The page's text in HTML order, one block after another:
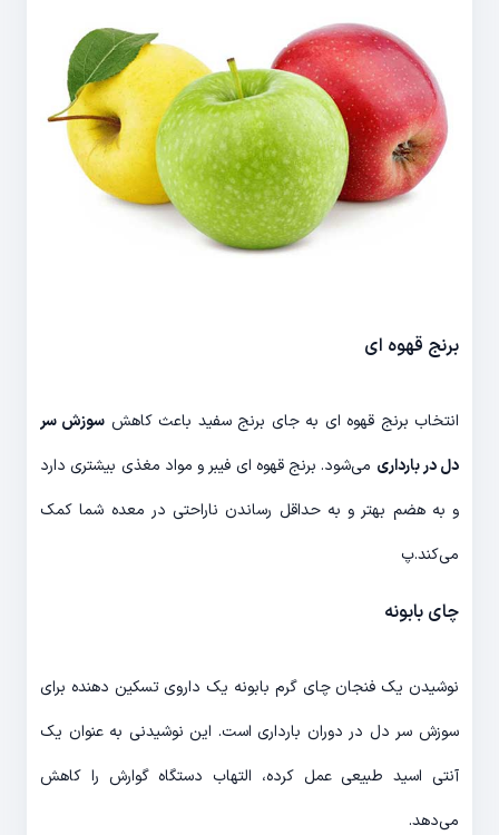
برنج قهوه ای
انتخاب برنج قهوه ای به جای برنج سفید باعث کاهش سوزش سر
دل در بارداری می‌شود. برنج قهوه ای فیبر و مواد مغذی بیشتری دارد
و به هضم بهتر و به حداقل رساندن ناراحتی در معده شما کمک
می‌کند.پ
چای بابونه
نوشیدن یک فنجان چای گرم بابونه یک داروی تسکین دهنده برای
سوزش سر دل در دوران بارداری است. این نوشیدنی به عنوان یک
آنتی اسید طبیعی عمل کرده، التهاب دستگاه گوارش را کاهش
می‌دهد.